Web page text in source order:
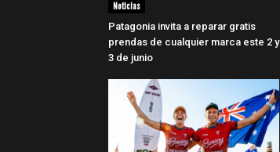
Noticias
Patagonia invita a reparar gratis
prendas de cualquier marca este 2 y
3 de junio